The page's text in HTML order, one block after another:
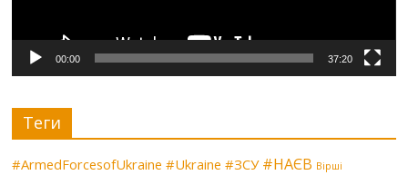
00:00 37:20
Теги
#ArmedForcesofUkraine #Ukraine #ЗСУ #НАЄВ Вірші